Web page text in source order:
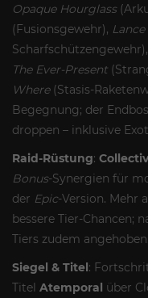
Opaque Hourglass
(Fusionsgewehr),
Scharfschützengewehr),
The Ever-Present
Where(Stasis-
Begegnung; der
droppen – inklusive
Raid-Rüstung:
Bonus-Synergien für
der Epic-Version. Mehr
bessere Tier-Chancen;
Tiers zudem angehoben.
Siegel & Titel:
Titel Atemporal über